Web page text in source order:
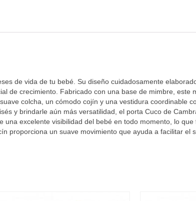
de vida de tu bebé. Su diseño cuidadosamente
de crecimiento. Fabricado con una base de mimbre, este
colcha, un cómodo cojín y una vestidura coordinable
y brindarle aún más versatilidad, el porta Cuco de
excelente visibilidad del bebé en todo momento, lo que
proporciona un suave movimiento que ayuda a facilitar el